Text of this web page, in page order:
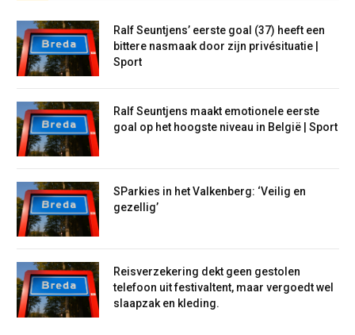
Ralf Seuntjens’ eerste goal (37) heeft een
bittere nasmaak door zijn privésituatie |
Sport
Ralf Seuntjens maakt emotionele eerste
goal op het hoogste niveau in België | Sport
SParkies in het Valkenberg: ‘Veilig en
gezellig’
Reisverzekering dekt geen gestolen
telefoon uit festivaltent, maar vergoedt wel
slaapzak en kleding.